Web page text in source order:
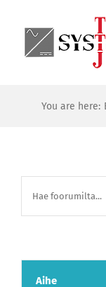
content
You are here:
Aihe